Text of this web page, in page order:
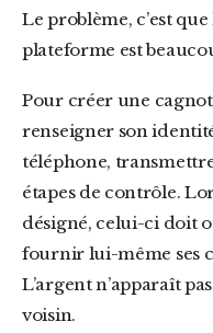
Le problème, c’est que le fonctionnement de la
plateforme est
Pour créer une cagnotte, l’organisateur doit
renseigner son
téléphone,
étapes de contrôle.
désigné, celui-ci doit
fournir lui-même ses
L’argent n’apparaît
voisin.